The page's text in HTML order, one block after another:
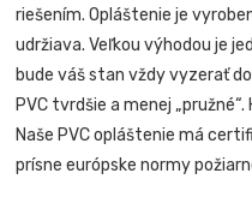
riešením. Opláštenie je
udržiava. Veľkou výhodou je
bude váš stan vždy vyzerať
PVC tvrdšie a menej
Naše PVC opláštenie má
prísne európske normy